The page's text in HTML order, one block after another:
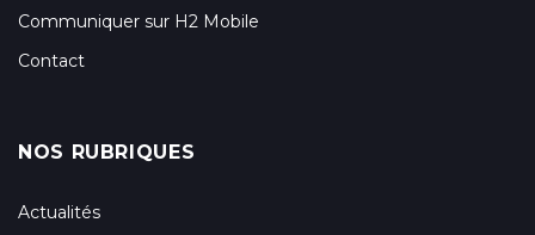
Communiquer sur H2 Mobile
Contact
NOS RUBRIQUES
Actualités